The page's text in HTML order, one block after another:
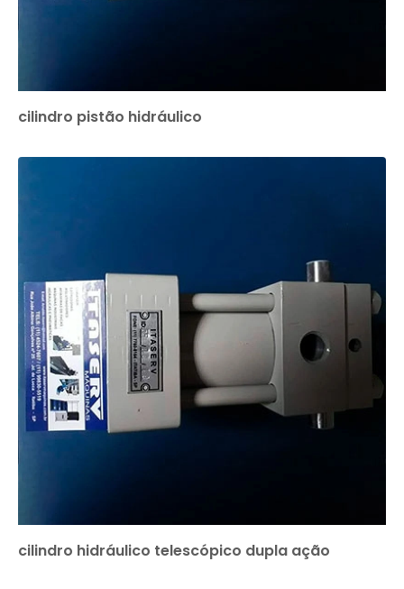
cilindro pistão hidráulico
cilindro hidráulico telescópico dupla ação